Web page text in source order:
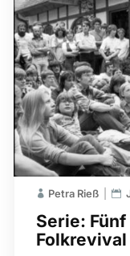
Serie:
Folkrevival
Petra Rieß